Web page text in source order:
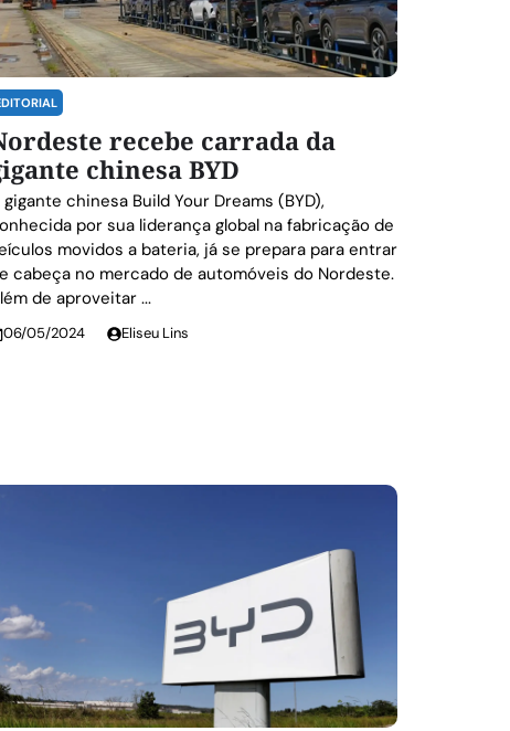
recebe carrada da
chinesa BYD
gigante chinesa Build Your Dreams (BYD),
por sua liderança global na fabricação de
movidos a bateria, já se prepara para entrar
cabeça no mercado de automóveis do Nordeste.
de aproveitar ...
06/05/2024 Eliseu Lins